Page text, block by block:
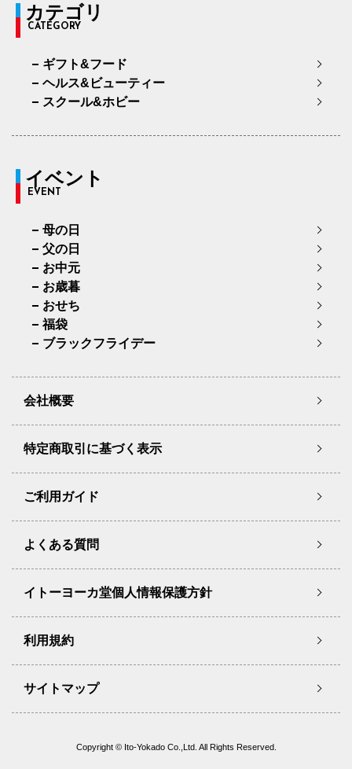
カテゴリ
CATEGORY
ギフト&フード
ヘルス&ビューティー
スクール&ホビー
イベント
EVENT
母の日
父の日
お中元
お歳暮
おせち
福袋
ブラックフライデー
会社概要
特定商取引に基づく表示
ご利用ガイド
よくある質問
イトーヨーカ堂個人情報保護方針
利用規約
サイトマップ
Copyright © Ito-Yokado Co.,Ltd. All Rights Reserved.